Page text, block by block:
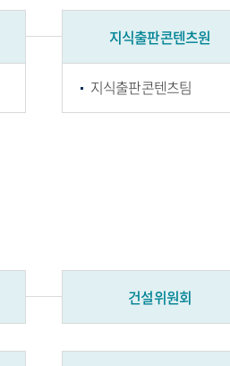
지식출판콘텐츠원
지식출판콘텐츠팀
건설위원회